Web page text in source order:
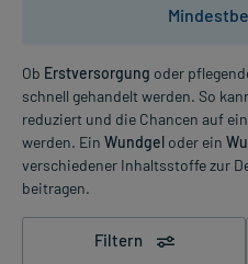
Ob Erstversorgung oder
schnell gehandelt werden. So
reduziert und die Chancen auf
werden. Ein Wundgel oder ein
verschiedener Inhaltsstoffe zur
beitragen.
Filtern